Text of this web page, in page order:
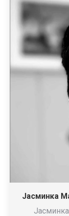
Јасминка
Јасминка